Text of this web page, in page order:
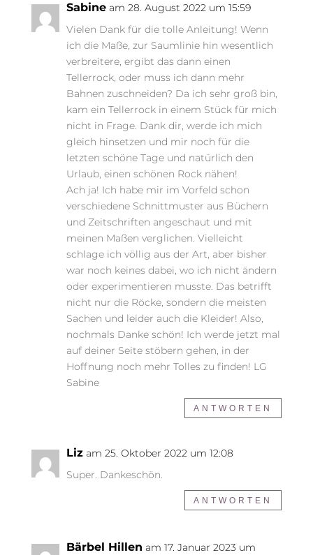
Sabine am 28. August 2022 um 15:59
Vielen Dank für die tolle Anleitung! Wenn
ich die Maße, zur Saumlinie hin wesentlich
verbreitere, ergibt das dann einen
Tellerrock, oder muss ich dann mehr
Bahnen zuschneiden? Da ich sehr groß bin,
kam ein Tellerrock in einem Stück für mich
nicht in Frage. Dank dir, werde ich mich
gleich hinsetzen und mir noch für die
letzten schöne Tage und natürlich den
Urlaub, einen schönen Rock nähen!
Ach ja! Ich habe mir im Vorfeld schon
verschiedene Schnittmuster aus Büchern
und Zeitschriften angeschaut und mit
meinen Maßen verglichen. Vielleicht
schlage ich völlig aus der Art, aber bisher
war noch keines dabei, wo ich nicht ändern
oder experimentieren musste. Das betrifft
nicht nur die Röcke, sondern die meisten
Sachen und leider auch die Kleider! Also,
nochmals Danke schön! Ich werde jetzt mal
auf deiner Seite stöbern gehen, in der
Hoffnung noch mehr Tolles zu finden! LG
Sabine
ANTWORTEN
Liz am 25. Oktober 2022 um 12:08
Super. Dankeschön.
ANTWORTEN
Bärbel Hillen am 17. Januar 2023 um